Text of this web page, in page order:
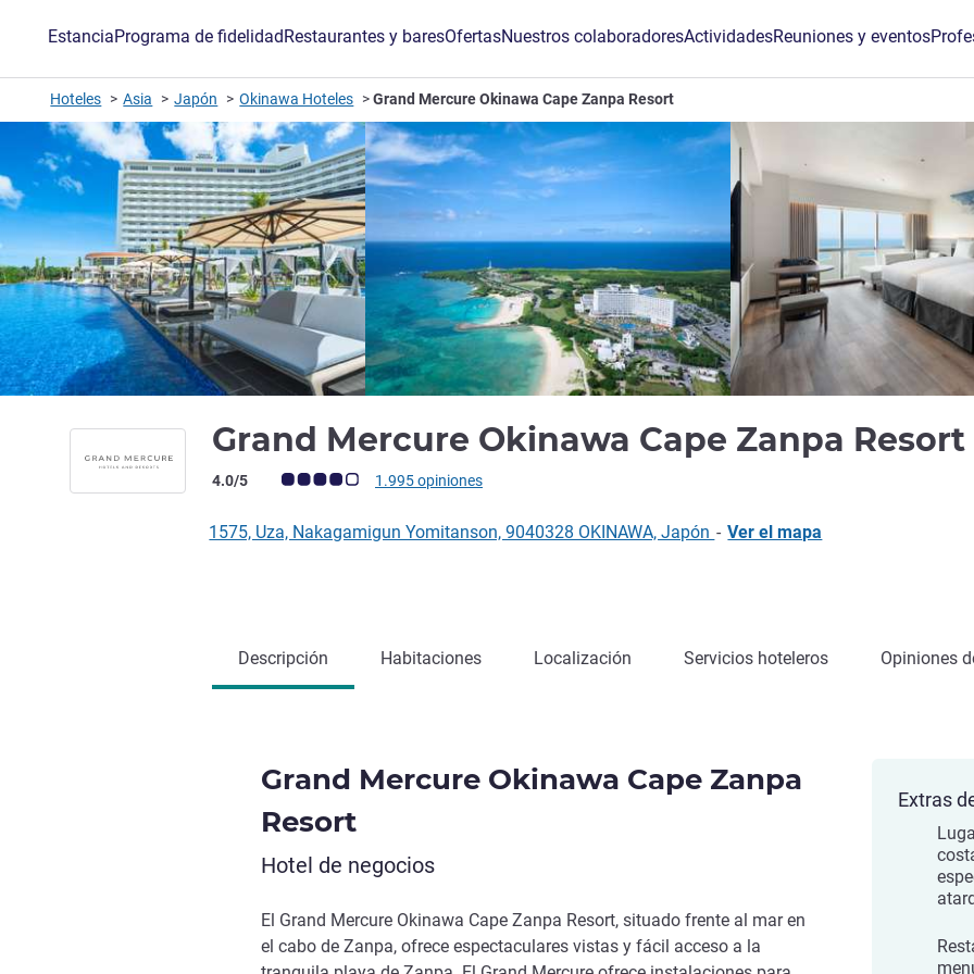
EstanciaPrograma de fidelidadRestaurantes y baresOfertasNuestros colaboradoresActividadesReuniones y eventos
Hoteles Asia Japón Okinawa Hoteles Grand Mercure Okinawa Cape Zanpa Resort
Grand Mercure Okinawa Cape Zanpa Resort
Nota de clientes de Avis (Clasificación de ALL)
4.0/5 1.995 opiniones
1575, Uza, Nakagamigun Yomitanson, 9040328 OKINAWA, Japón - Ver el mapa
Descripción Habitaciones Localización Servicios hoteleros Opiniones
Grand Mercure Okinawa Cape Zanpa
Resort
Hotel de negocios
El Grand Mercure Okinawa Cape Zanpa Resort, situado frente al mar en
el cabo de Zanpa, ofrece espectaculares vistas y fácil acceso a la
Extras